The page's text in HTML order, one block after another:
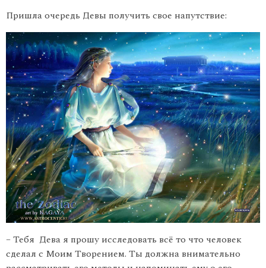
Пришла очередь Девы получить свое напутствие:
– Тебя Дева я прошу исследовать всё то что человек
сделал с Моим Творением. Ты должна внимательно